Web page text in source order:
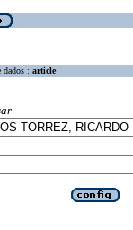
dados : article